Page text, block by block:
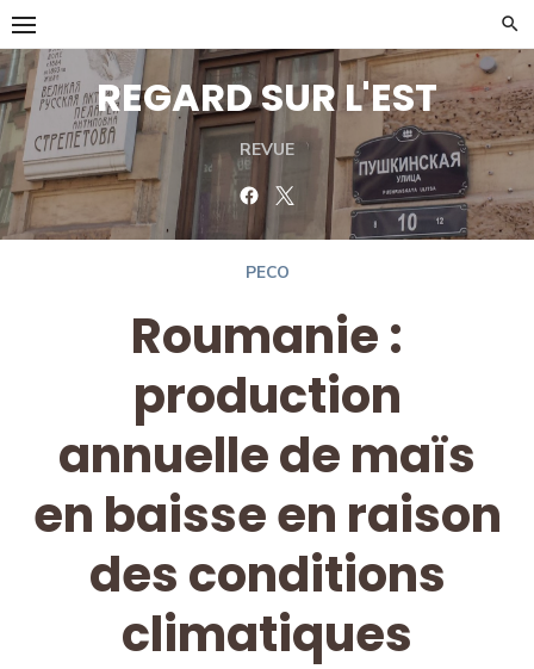
Skip
to
content
REGARD SUR L'EST
REVUE
FacebookTwitter
PECO
Roumanie :
production
annuelle de maïs
en baisse en raison
des conditions
climatiques